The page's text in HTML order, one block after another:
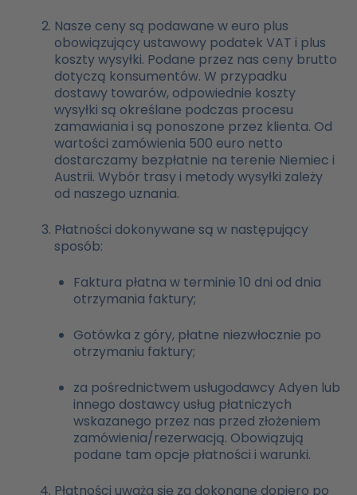
Nasze ceny są podawane w euro plus
obowiązujący ustawowy podatek VAT i plus
koszty wysyłki. Podane przez nas ceny brutto
dotyczą konsumentów. W przypadku
dostawy towarów, odpowiednie koszty
wysyłki są określane podczas procesu
zamawiania i są ponoszone przez klienta. Od
wartości zamówienia 500 euro netto
dostarczamy bezpłatnie na terenie Niemiec i
Austrii. Wybór trasy i metody wysyłki zależy
od naszego uznania.
Płatności dokonywane są w następujący
sposób:
Faktura płatna w terminie 10 dni od dnia
otrzymania faktury;
Gotówka z góry, płatne niezwłocznie po
otrzymaniu faktury;
za pośrednictwem usługodawcy Adyen lub
innego dostawcy usług płatniczych
wskazanego przez nas przed złożeniem
zamówienia/rezerwacją. Obowiązują
podane tam opcje płatności i warunki.
Płatności uważa się za dokonane dopiero po